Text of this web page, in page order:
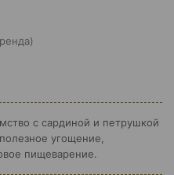
с сардиной и петрушкой
угощение,
пищеварение.